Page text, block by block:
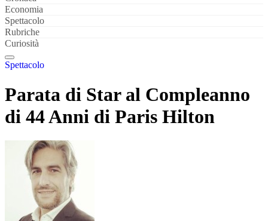
Economia
Spettacolo
Rubriche
Curiosità
Spettacolo
Parata di Star al Compleanno
di 44 Anni di Paris Hilton